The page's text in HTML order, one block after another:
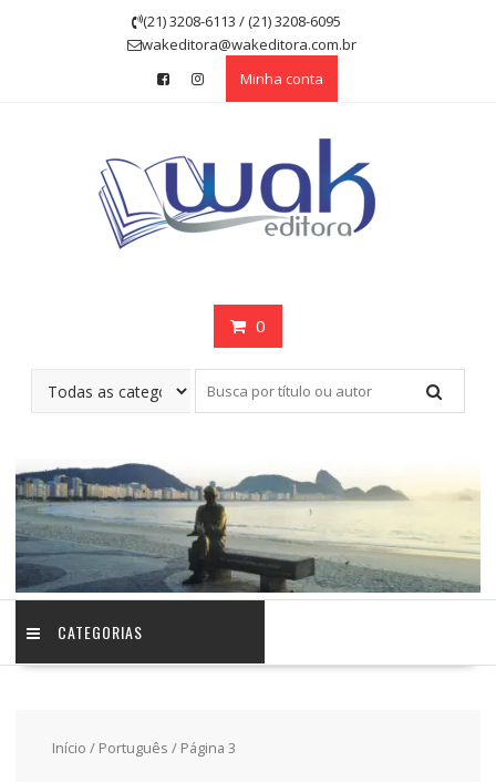
(21) 3208-6113 / (21) 3208-6095
wakeditora@wakeditora.com.br
Minha conta
0
CATEGORIAS
Início / Português / Página 3